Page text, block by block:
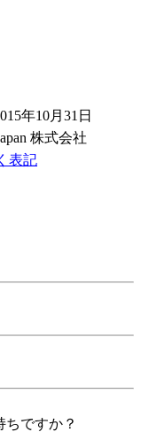
年10月31日
株式会社
表記
ですか？